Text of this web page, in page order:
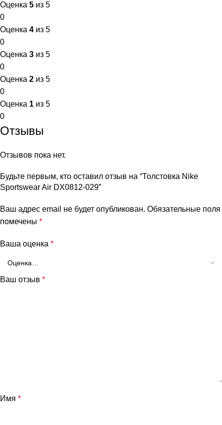
Оценка 5 из 5
0
Оценка 4 из 5
0
Оценка 3 из 5
0
Оценка 2 из 5
0
Оценка 1 из 5
0
Отзывы
Отзывов пока нет.
Будьте первым, кто оставил отзыв на “Толстовка Nike
Sportswear Air DX0812-029”
Ваш адрес email не будет опубликован. Обязательные поля
помечены *
Ваша оценка *
Ваш отзыв *
Имя *